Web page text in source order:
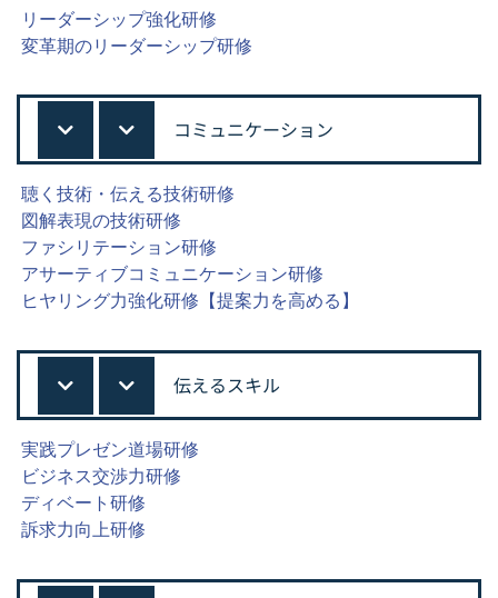
リーダーシップ強化研修
変革期のリーダーシップ研修
コミュニケーション
聴く技術・伝える技術研修
図解表現の技術研修
ファシリテーション研修
アサーティブコミュニケーション研修
ヒヤリング力強化研修【提案力を高める】
伝えるスキル
実践プレゼン道場研修
ビジネス交渉力研修
ディベート研修
訴求力向上研修